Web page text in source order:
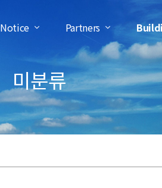
Notice Partners
미분류